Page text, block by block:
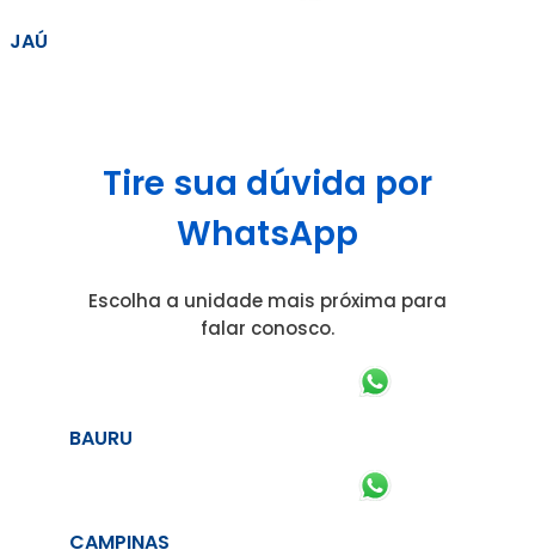
JAÚ
Tire sua dúvida por
WhatsApp
Escolha a unidade mais próxima para
falar conosco.
BAURU
CAMPINAS